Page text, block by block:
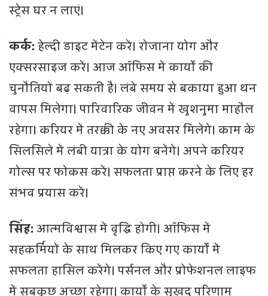
स्ट्रेस घर न लाएं।
कर्क:हेल्दी डाइट मेंटेन करें। रोजाना योग और
एक्सरसाइज करें। आज ऑफिस में कार्यों की
चुनौतियों बढ़ सकती है। लंबे समय से बकाया हुआ धन
वापस मिलेगा। पारिवारिक जीवन में खुशनुमा माहौल
रहेगा। करियर में तरक्की के नए अवसर मिलेंगे। काम के
सिलसिले में लंबी यात्रा के योग बनेंगे। अपने करियर
गोल्स पर फोकस करें। सफलता प्राप्त करने के लिए हर
संभव प्रयास करें।
सिंह:आत्मविश्वास में वृद्धि होगी। ऑफिस में
सहकर्मियों के साथ मिलकर किए गए कार्यों में
सफलता हासिल करेंगे। पर्सनल और प्रोफेशनल लाइफ
में सबकुछ अच्छा रहेगा। कार्यों के सुखद परिणाम